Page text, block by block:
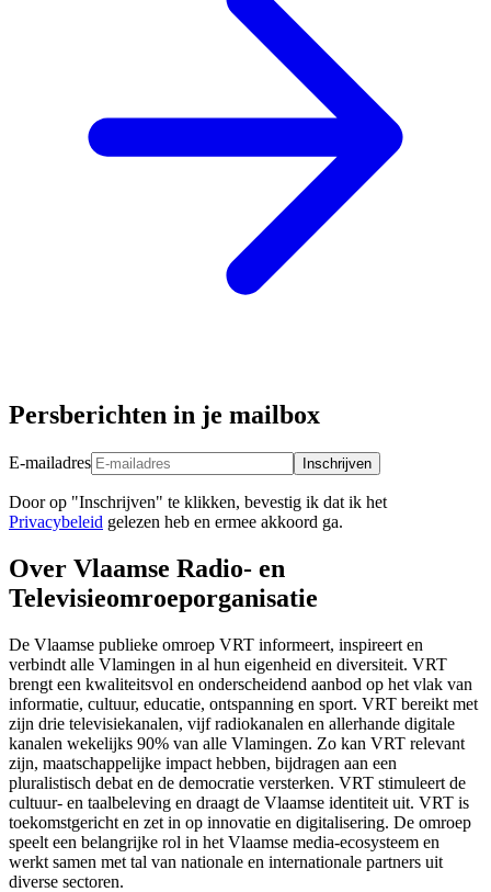
Persberichten in je mailbox
E-mailadres Inschrijven
Door op "Inschrijven" te klikken, bevestig ik dat ik het
Privacybeleid gelezen heb en ermee akkoord ga.
Over Vlaamse Radio- en
Televisieomroeporganisatie
De Vlaamse publieke omroep VRT informeert, inspireert en
verbindt alle Vlamingen in al hun eigenheid en diversiteit. VRT
brengt een kwaliteitsvol en onderscheidend aanbod op het vlak van
informatie, cultuur, educatie, ontspanning en sport. VRT bereikt met
zijn drie televisiekanalen, vijf radiokanalen en allerhande digitale
kanalen wekelijks 90% van alle Vlamingen. Zo kan VRT relevant
zijn, maatschappelijke impact hebben, bijdragen aan een
pluralistisch debat en de democratie versterken. VRT stimuleert de
cultuur- en taalbeleving en draagt de Vlaamse identiteit uit. VRT is
toekomstgericht en zet in op innovatie en digitalisering. De omroep
speelt een belangrijke rol in het Vlaamse media-ecosysteem en
werkt samen met tal van nationale en internationale partners uit
diverse sectoren.